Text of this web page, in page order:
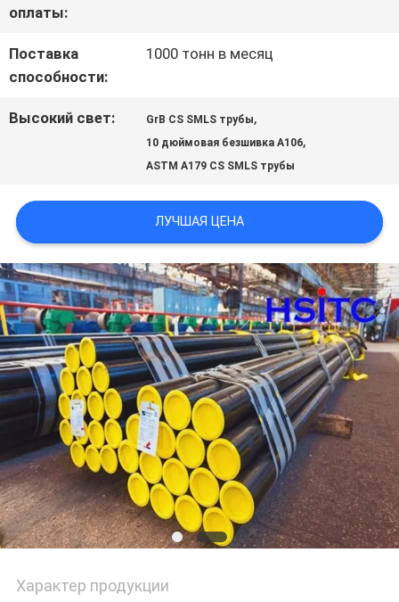
НАМИ
НОВОСТИ
ЗАПРОСИТЕ
КАРТА
САЙТА
ПОЛИТИКА
КОНФИДЕНЦИАЛЬНОСТИ
оплаты:
Поставка
способности:
1000 тонн в месяц
Высокий свет: GrB CS SMLS трубы,
10 дюймовая безшивка А106,
ASTM A179 CS SMLS трубы
ЛУЧШАЯ ЦЕНА
Характер продукции